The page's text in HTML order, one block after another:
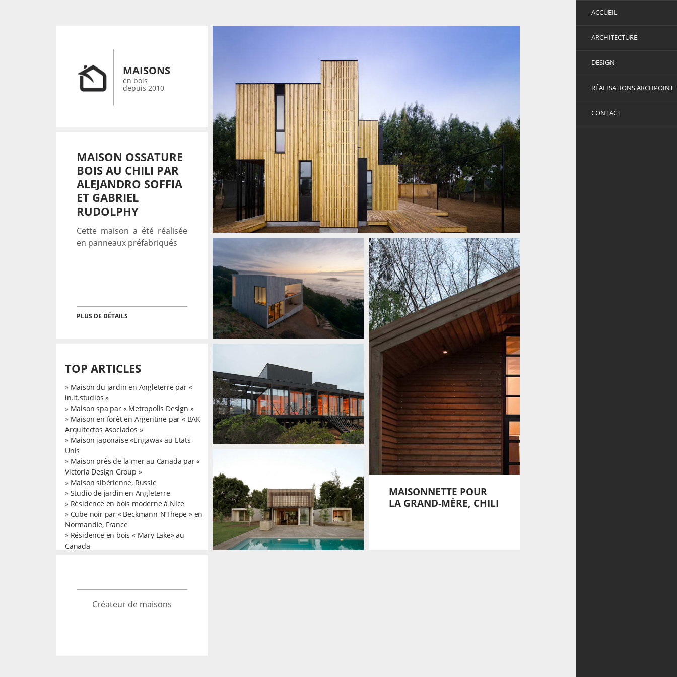
ACCUEIL
ARCHITECTURE
DESIGN
RÉALISATIONS ARCHPOINT
CONTACT
MAISONS
en bois
depuis 2010
MAISON OSSATURE
BOIS AU CHILI PAR
ALEJANDRO SOFFIA
ET GABRIEL
RUDOLPHY
Cette maison a été réalisée
en panneaux préfabriqués
PLUS DE DÉTAILS
CHILI
Architecture
MAISONNETTE POUR
LA GRAND-MÈRE, CHILI
TOP ARTICLES
» Maison du jardin en Angleterre par «
in.it.studios »
» Maison spa par « Metropolis Design »
» Maison en forêt en Argentine par « BAK
Arquitectos Asociados »
» Maison japonaise «Engawa» au Etats-
Unis
» Maison près de la mer au Canada par «
Victoria Design Group »
» Maison sibérienne, Russie
» Studio de jardin en Angleterre
» Résidence en bois moderne à Nice
» Cube noir par « Beckmann-N’Thepe » en
Normandie, France
» Résidence en bois « Mary Lake» au
Canada
MAISON EN BORDURE
DE L’OCÉAN AU CHILI
Architecture →
TRIPLE MAISON PAR «
LAND ARQUITECTOS »
AU CHILI
Architecture →
Créateur de maisons